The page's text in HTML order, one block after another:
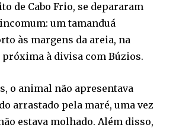
de Cabo Frio, se depararam
um tamanduá
às margens da areia, na
próxima à divisa com Búzios.
o animal não apresentava
arrastado pela maré, uma vez
estava molhado. Além disso,